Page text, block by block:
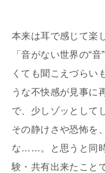
本来は耳で感じて楽
「音がない世界の“
くても聞こえづらい
うな不快感が見事に
で、少しゾッとして
その静けさや恐怖を
な……。と思うと同
験・共有出来たこと